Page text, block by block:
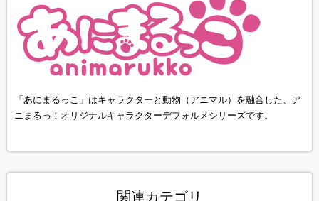
「あにまるっこ」はキャラクターと動物（アニマル）を融合した、ア
ニまるっ！オリジナルキャラクターデフォルメシリーズです。
関連カテゴリ